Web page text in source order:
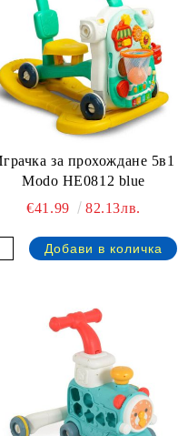
за прохождане 5в1
Modo HE0812 blue
€41.99
82.13лв.